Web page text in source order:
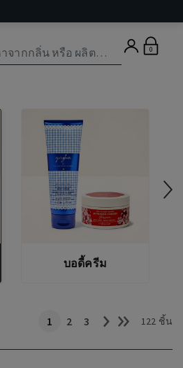
0
บอดี้ครีม
1 2 3 122 ชิ้น